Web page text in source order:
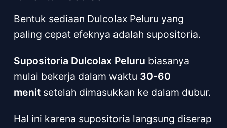
Bentuk sediaan Dulcolax Peluru yang
paling cepat efeknya adalah supositoria.
Supositoria Dulcolax Peluru biasanya
mulai bekerja dalam waktu 30-60
menitsetelah dimasukkan ke dalam dubur.
Hal ini karena supositoria langsung diserap